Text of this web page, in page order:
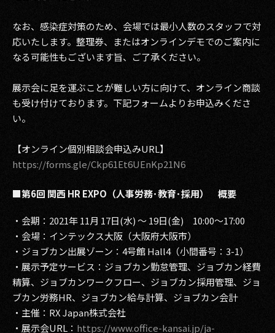
2013
2012
2011
なお、感染症対策のため、会場では最小人数のスタッフで対
応いたします。整理券、またはオンラインデモでのご案内に
なる可能性もございます旨、ご了承ください。
展示会に足を運ぶことが難しい方に向けて、オンライン商談
も受け付けております。下記フォームよりお申込みくださ
い。
【オンライン個別相談会申込みURL】
https://forms.gle/Ckp61Et6UEnKp21N6
■第6回 関西 HR EXPO（人事労務･教育･採用） 概要
・会期：2021年 11月 17日(水) ～ 19日(金) 10:00～17:00
・会場：インテックス大阪（大阪府大阪市）
・ジョブカン出展ゾーン：4号館 Hall4（小間番号：3-1）
・展示予定サービス：ジョブカン勤怠管理、ジョブカン経費
精算、ジョブカンワークフロー、ジョブカン採用管理、ジョ
ブカン労務HR、ジョブカン給与計算、ジョブカン会計
・主催：RX Japan株式会社
・展示会URL： https://www.office-kansai.jp/ja-